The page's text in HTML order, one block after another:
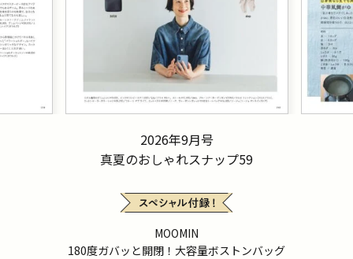
2026年9月号
真夏のおしゃれスナップ59
MOOMIN
180度ガバッと開閉！大容量ボストンバッグ